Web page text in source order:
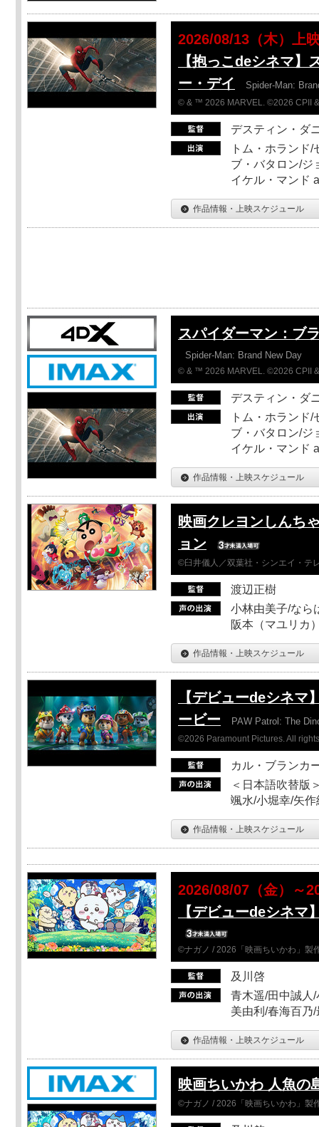
2026/08/13（木）上
【抱っこdeシネマ】
ー・デイ
Spider-Man:
© & ™ 2026 MARVEL. ©2026 CPII
デスティン・ダ
トム・ホランド
ブ・バタロン/ジ
イケル・マンド
作品情報・上映スケジュール
スパイダーマン：ブ
Spider-Man: Brand New Day
© & ™ 2026 MARVEL. ©2026 CPII
デスティン・ダ
トム・ホランド
ブ・バタロン/ジ
イケル・マンド
作品情報・上映スケジュール
映画クレヨンしんち
ョン
©臼井儀人／双葉社・シンエイ・テ
渡辺正樹
小林由美子/なら
阪本（マユリカ
作品情報・上映スケジュール
【デビューdeシネマ
ービー
PAW Patrol: The
©2026 Paramount Pictures. All
カル・ブランカ
＜日本語吹替版
颯水/小堀幸/矢作
作品情報・上映スケジュール
2026/08/07（金）～
【デビューdeシネマ
©ナガノ / 2026「映画ちいかわ」製
及川啓
青木遥/田中誠人
美由利/春海百乃
作品情報・上映スケジュール
映画ちいかわ 人魚の
©ナガノ / 2026「映画ちいかわ」製